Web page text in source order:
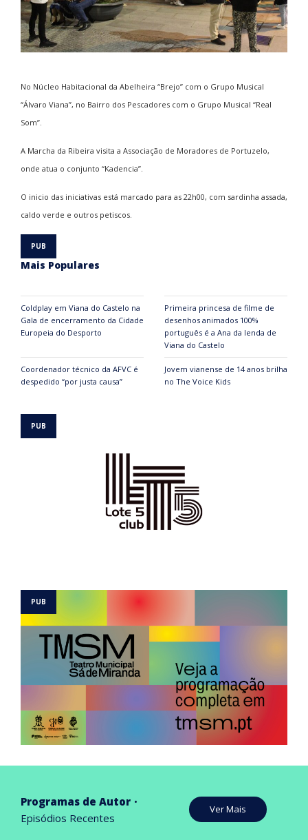
No Núcleo Habitacional da Abelheira “Brejo” com o Grupo Musical
“Álvaro Viana”, no Bairro dos Pescadores com o Grupo Musical “Real
Som”.
A Marcha da Ribeira visita a Associação de Moradores de Portuzelo,
onde atua o conjunto “Kadencia”.
O inicio das iniciativas está marcado para as 22h00, com sardinha assada,
caldo verde e outros petiscos.
Mais Populares
Coldplay em Viana do Castelo na
Gala de encerramento da Cidade
Europeia do Desporto
Primeira princesa de filme de
desenhos animados 100%
português é a Ana da lenda de
Viana do Castelo
Coordenador técnico da AFVC é
despedido “por justa causa”
Jovem vianense de 14 anos brilha
no The Voice Kids
Programas de Autor
Episódios Recentes
Ver Mais